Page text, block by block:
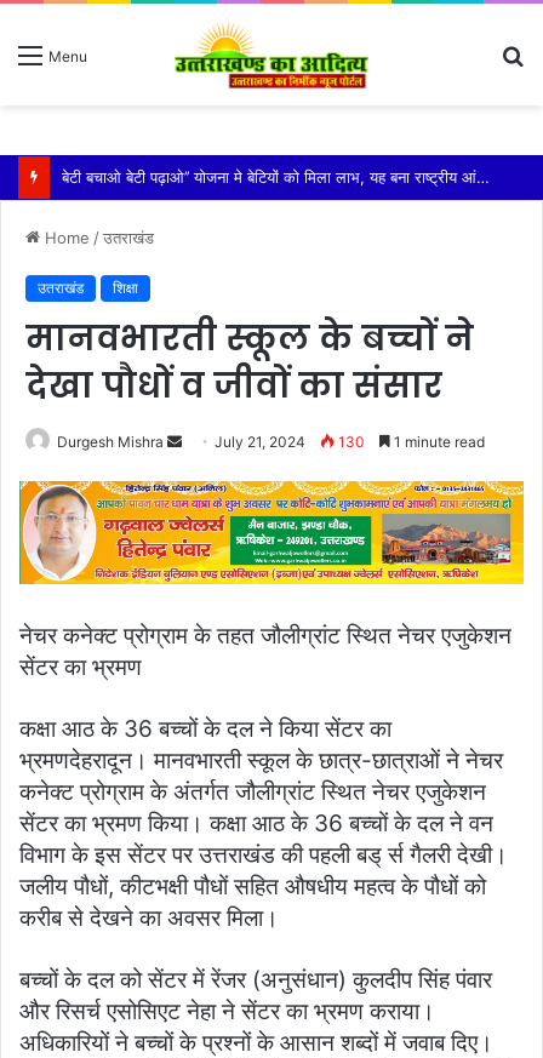
Menu
विशिष्ट पहचान बना रही है आदि कैलाश परिक्रमा: महाराज
Home /उतराखंड
उतराखंड शिक्षा
मानवभारती स्कूल के बच्चों ने
देखा पौधों व जीवों का संसार
Durgesh Mishra
Send
email
July 21, 2024 130 1 minute read
नेचर कनेक्ट प्रोग्राम के तहत जौलीग्रांट स्थित नेचर एजुकेशन
सेंटर का भ्रमण
कक्षा आठ के 36 बच्चों के दल ने किया सेंटर का
भ्रमणदेहरादून। मानवभारती स्कूल के छात्र-छात्राओं ने नेचर
कनेक्ट प्रोग्राम के अंतर्गत जौलीग्रांट स्थित नेचर एजुकेशन
सेंटर का भ्रमण किया। कक्षा आठ के 36 बच्चों के दल ने वन
विभाग के इस सेंटर पर उत्तराखंड की पहली बड् र्स गैलरी देखी।
जलीय पौधों, कीटभक्षी पौधों सहित औषधीय महत्व के पौधों को
करीब से देखने का अवसर मिला।
बच्चों के दल को सेंटर में रेंजर (अनुसंधान) कुलदीप सिंह पंवार
और रिसर्च एसोसिएट नेहा ने सेंटर का भ्रमण कराया।
अधिकारियों ने बच्चों के प्रश्नों के आसान शब्दों में जवाब दिए।